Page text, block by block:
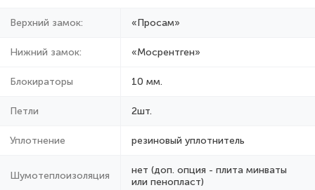
Верхний замок: «Просам»
Нижний замок: «Мосрентген»
Блокираторы 10 мм.
Петли 2шт.
Уплотнение резиновый уплотнитель
Шумотеплоизоляция
нет (доп. опция - плита минваты
или пенопласт)